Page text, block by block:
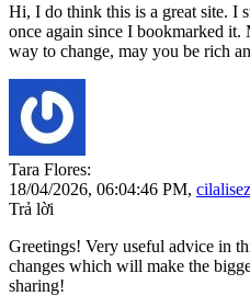
Hi, I do think this is a great site. I
once again since I bookmarked it.
way to change, may you be rich
Tara Flores:
18/04/2026, 06:04:46 PM,
Trả lời
Greetings! Very useful advice in
changes which will make the
sharing!